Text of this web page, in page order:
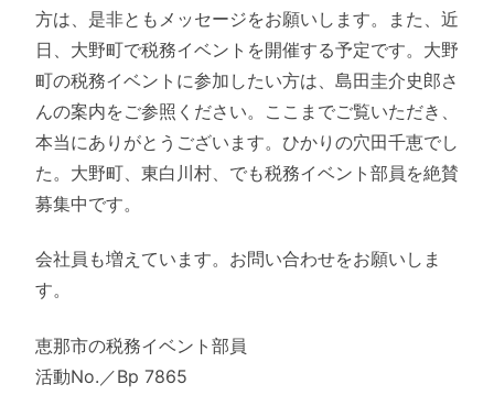
方は、是非ともメッセージをお願いします。また、近
日、大野町で税務イベントを開催する予定です。大野
町の税務イベントに参加したい方は、島田圭介史郎さ
んの案内をご参照ください。ここまでご覧いただき、
本当にありがとうございます。ひかりの穴田千恵でし
た。大野町、東白川村、でも税務イベント部員を絶賛
募集中です。
会社員も増えています。お問い合わせをお願いしま
す。
恵那市の税務イベント部員
活動No.／Bp 7865